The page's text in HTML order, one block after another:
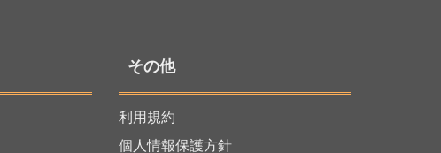
その他
利用規約
個人情報保護方針